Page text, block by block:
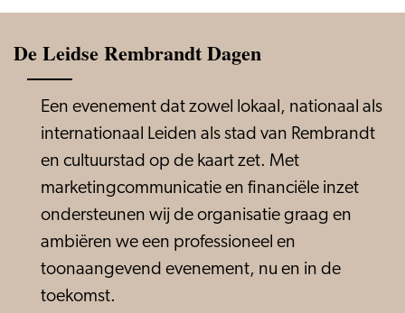
De Leidse Rembrandt Dagen
Een evenement dat zowel lokaal, nationaal als
internationaal Leiden als stad van Rembrandt
en cultuurstad op de kaart zet. Met
marketingcommunicatie en financiële inzet
ondersteunen wij de organisatie graag en
ambiëren we een professioneel en
toonaangevend evenement, nu en in de
toekomst.